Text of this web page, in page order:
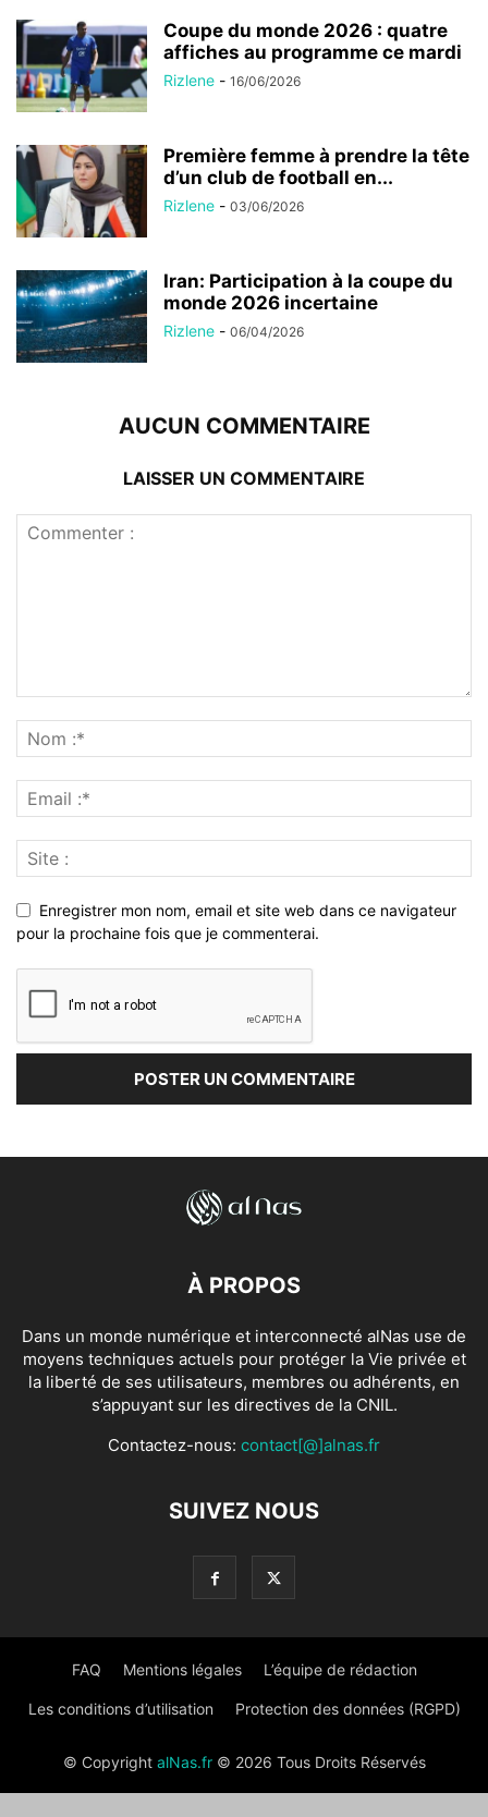
Coupe du monde 2026 : quatre
affiches au programme ce mardi
Rizlene - 16/06/2026
Première femme à prendre la tête
d’un club de football en...
Rizlene - 03/06/2026
Iran: Participation à la coupe du
monde 2026 incertaine
Rizlene - 06/04/2026
AUCUN COMMENTAIRE
LAISSER UN COMMENTAIRE
Enregistrer mon nom, email et site web dans ce navigateur
pour la prochaine fois que je commenterai.
À PROPOS
Dans un monde numérique et interconnecté alNas use de
moyens techniques actuels pour protéger la Vie privée et
la liberté de ses utilisateurs, membres ou adhérents, en
s’appuyant sur les directives de la CNIL.
Contactez-nous: contact[@]alnas.fr
SUIVEZ NOUS
FAQ Mentions légales L’équipe de rédaction
Les conditions d’utilisation Protection des données (RGPD)
© Copyright alNas.fr© 2026 Tous Droits Réservés